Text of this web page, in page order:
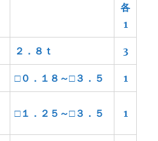
各
1
２．８ｔ 3
□０．１８～□３．５ 1
□１．２５～□３．５ 1